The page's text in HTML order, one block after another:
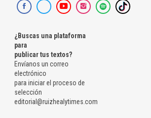
¿Buscas una plataforma
para
publicar tus textos?
Envíanos un correo
electrónico
para iniciar el proceso de
selección
editorial@ruizhealytimes.com